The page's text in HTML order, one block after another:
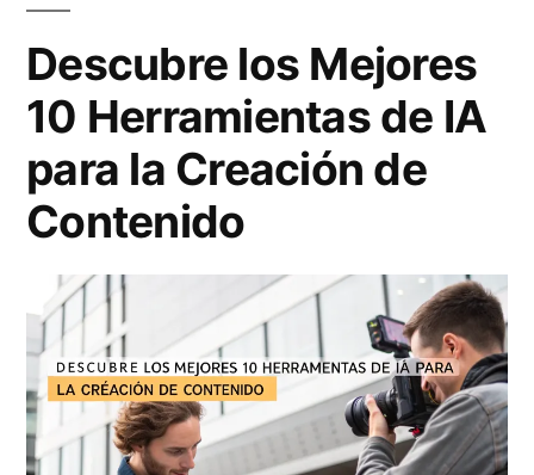
Descubre los Mejores
10 Herramientas de IA
para la Creación de
Contenido